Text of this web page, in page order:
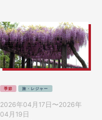
季節 旅・レジャー
2026年04月17日 〜2026年
04月19日